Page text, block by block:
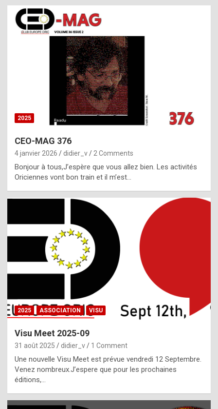
c
h
i
s
t
o
r
p
e
c
i
l
,
g
h
t
f
2025
CEO-MAG 376
4 janvier 2026 didier_v 2 Comments
Bonjour à tous,J’espère que vous allez bien. Les activités
Oriciennes vont bon train et il m’est…
2025 ASSOCIATION VISU
Visu Meet 2025-09
31 août 2025 didier_v 1 Comment
Une nouvelle Visu Meet est prévue vendredi 12 Septembre.
Venez nombreux.J’espere que pour les prochaines
éditions,…